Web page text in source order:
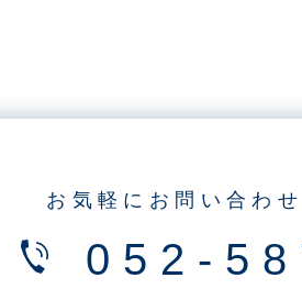
・2025年2月(3記事)
・2024年12月(2記事)
・2024年10月(3記事)
お気軽にお問い合わ
052-